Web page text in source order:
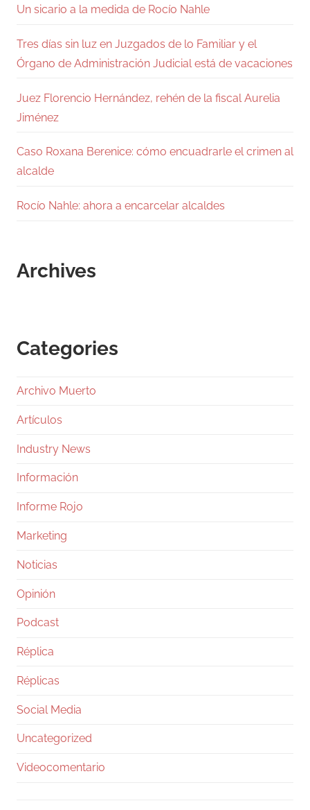
Un sicario a la medida de Rocío Nahle
Tres días sin luz en Juzgados de lo Familiar y el
Órgano de Administración Judicial está de vacaciones
Juez Florencio Hernández, rehén de la fiscal Aurelia
Jiménez
Caso Roxana Berenice: cómo encuadrarle el crimen al
alcalde
Rocío Nahle: ahora a encarcelar alcaldes
Archives
Categories
Archivo Muerto
Artículos
Industry News
Información
Informe Rojo
Marketing
Noticias
Opinión
Podcast
Réplica
Réplicas
Social Media
Uncategorized
Videocomentario